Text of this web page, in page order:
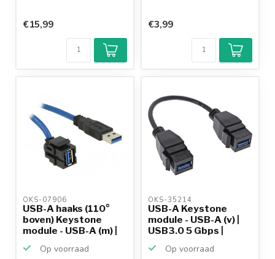
€15,99 €3,99
OKS-07906
USB-A haaks (110°
boven) Keystone
module - USB-A (m) |
Op voorraad
OKS-35214
USB-A Keystone
module - USB-A (v) |
USB3.0 5 Gbps |
Op voorraad